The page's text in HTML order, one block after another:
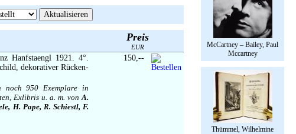
McCartney – Bailey, Paul
Mccartney
Thümmel, Wilhelmine
Preis
EUR
Hanfstaengl 1921. 4°.
dekorativer Rücken-
noch 950 Exemplare in
Exlibris u. a. m. vonA.
H. Pape, R. Schiestl, F.
150,--